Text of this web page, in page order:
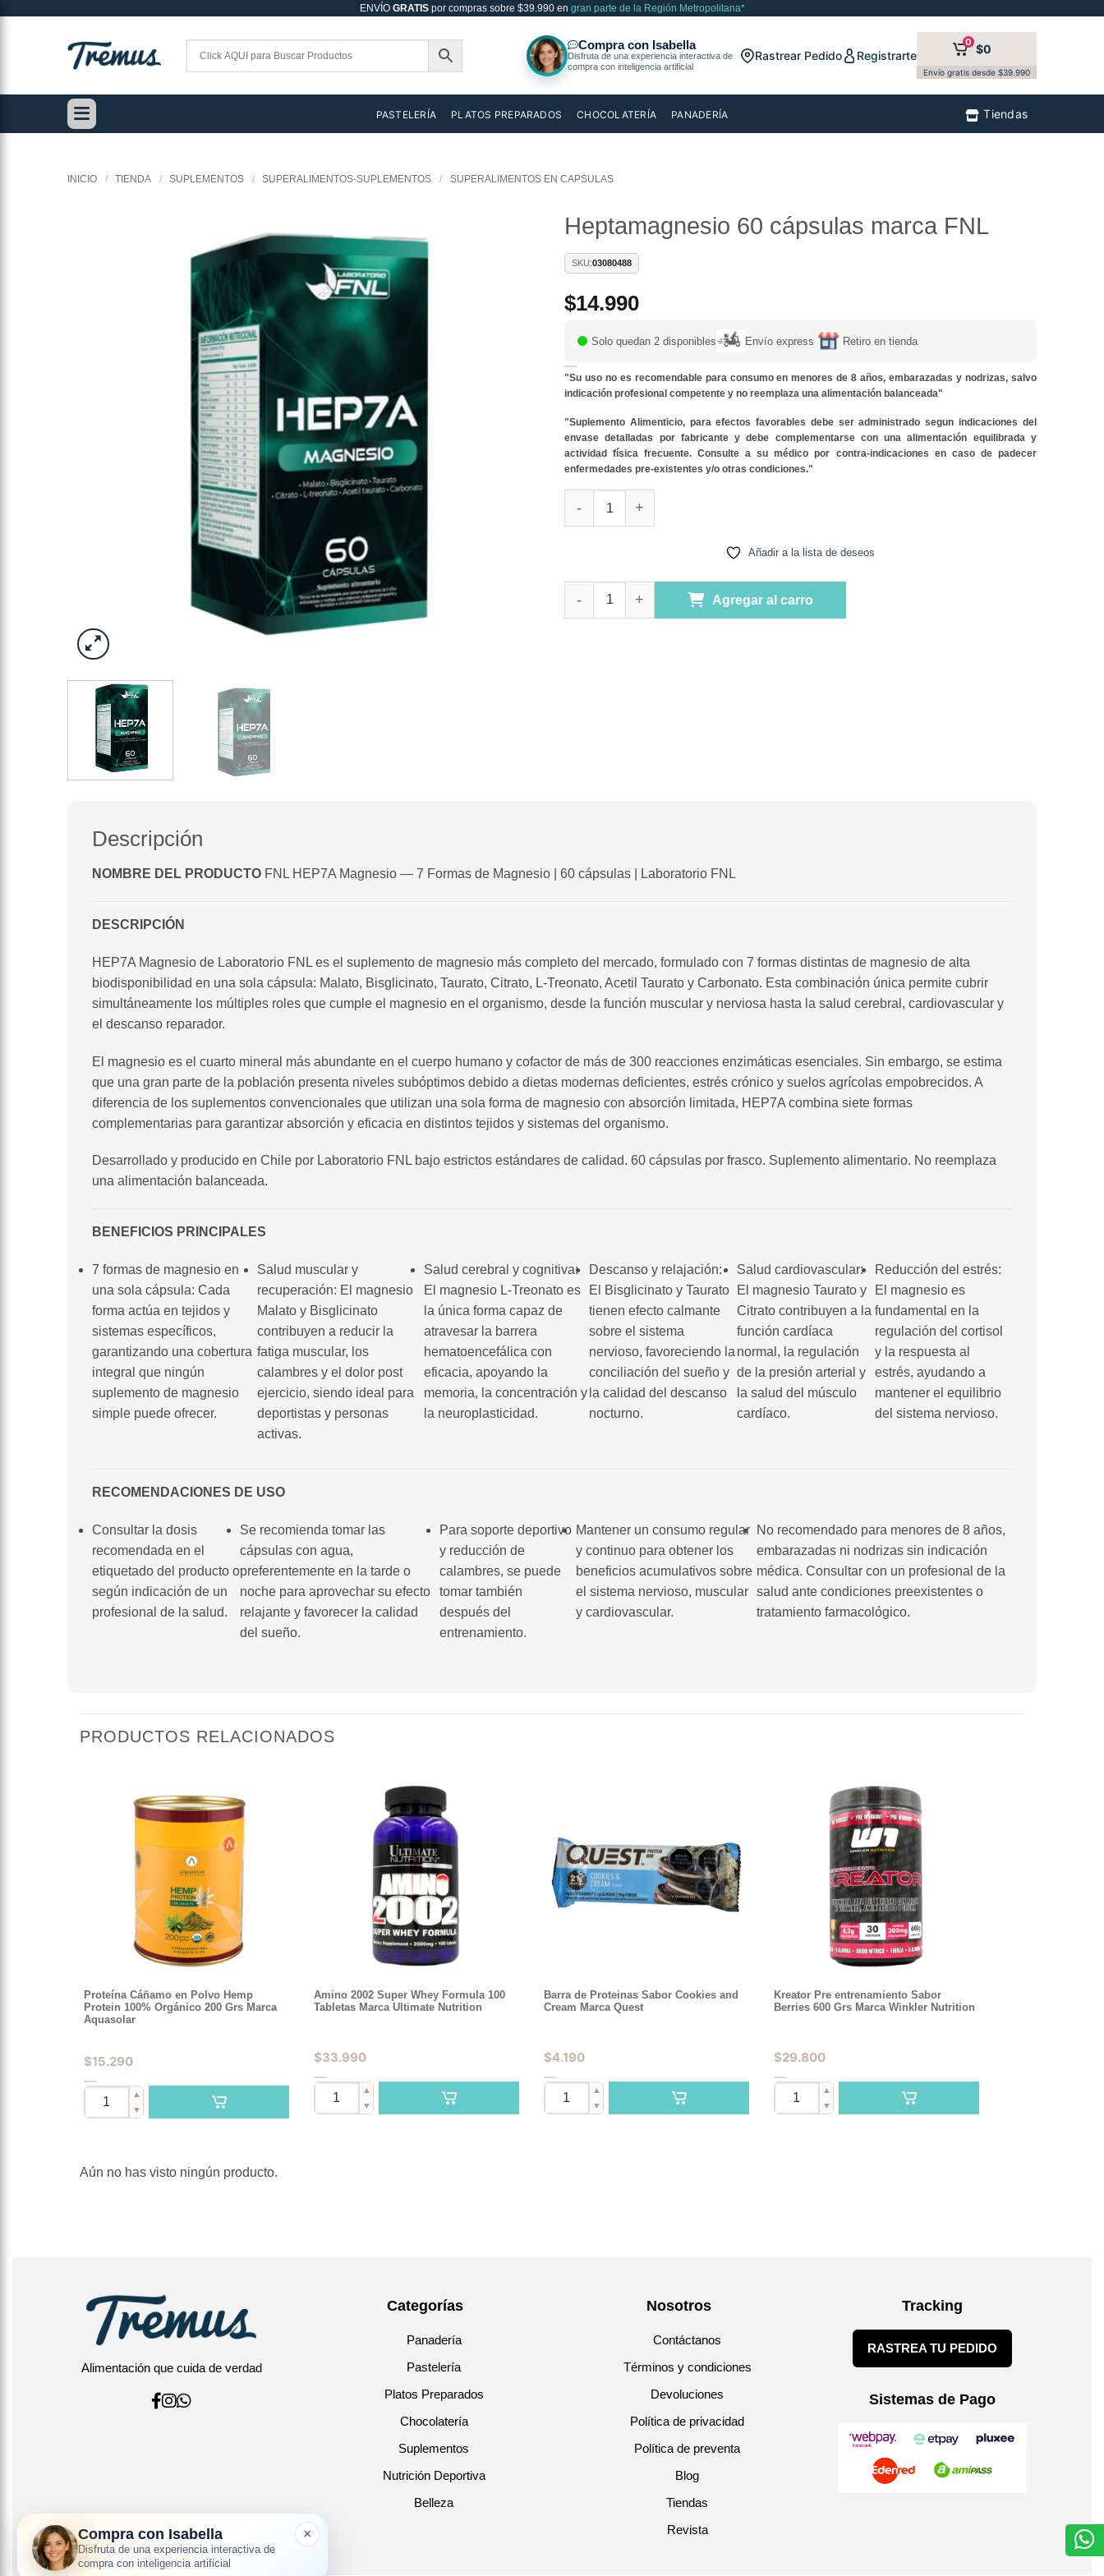
ENVÍO GRATISpor compras sobre $39.990 en gran parte de la Región Metropolitana*
Rastrear Pedido Registrarte
0 $0
Envío gratis desde $39.990
PASTELERÍA PLATOS PREPARADOS CHOCOLATERÍA PANADERÍA Tiendas
INICIO / TIENDA / SUPLEMENTOS / SUPERALIMENTOS-SUPLEMENTOS / SUPERALIMENTOS EN CAPSULAS
Heptamagnesio 60 cápsulas marca FNL
SKU:03080488
$14.990
Solo quedan 2 disponibles Envío express Retiro en tienda
"Su uso no es recomendable para consumo en menores de 8 años, embarazadas y nodrizas, salvo
indicación profesional competente y no reemplaza una alimentación balanceada"
"Suplemento Alimenticio, para efectos favorables debe ser administrado segun indicaciones del
envase detalladas por fabricante y debe complementarse con una alimentación equilibrada y
actividad física frecuente. Consulte a su médico por contra-indicaciones en caso de padecer
enfermedades pre-existentes y/o otras condiciones."
Añadir a la lista de deseos
Heptamagnesio 60 cápsulas marca FNL cantidad
Agregar al carro
Descripción
NOMBRE DEL PRODUCTO FNL HEP7A Magnesio — 7 Formas de Magnesio | 60 cápsulas | Laboratorio FNL
DESCRIPCIÓN
HEP7A Magnesio de Laboratorio FNL es el suplemento de magnesio más completo del mercado, formulado con 7 formas distintas de magnesio de alta
biodisponibilidad en una sola cápsula: Malato, Bisglicinato, Taurato, Citrato, L-Treonato, Acetil Taurato y Carbonato. Esta combinación única permite cubrir
simultáneamente los múltiples roles que cumple el magnesio en el organismo, desde la función muscular y nerviosa hasta la salud cerebral, cardiovascular y
el descanso reparador.
El magnesio es el cuarto mineral más abundante en el cuerpo humano y cofactor de más de 300 reacciones enzimáticas esenciales. Sin embargo, se estima
que una gran parte de la población presenta niveles subóptimos debido a dietas modernas deficientes, estrés crónico y suelos agrícolas empobrecidos. A
diferencia de los suplementos convencionales que utilizan una sola forma de magnesio con absorción limitada, HEP7A combina siete formas
complementarias para garantizar absorción y eficacia en distintos tejidos y sistemas del organismo.
Desarrollado y producido en Chile por Laboratorio FNL bajo estrictos estándares de calidad. 60 cápsulas por frasco. Suplemento alimentario. No reemplaza
una alimentación balanceada.
BENEFICIOS PRINCIPALES
7 formas de magnesio en
una sola cápsula: Cada
forma actúa en tejidos y
sistemas específicos,
garantizando una cobertura
integral que ningún
suplemento de magnesio
simple puede ofrecer.
Salud muscular y
recuperación: El magnesio
Malato y Bisglicinato
contribuyen a reducir la
fatiga muscular, los
calambres y el dolor post
ejercicio, siendo ideal para
deportistas y personas
activas.
Salud cerebral y cognitiva:
El magnesio L-Treonato es
la única forma capaz de
atravesar la barrera
hematoencefálica con
eficacia, apoyando la
memoria, la concentración y
la neuroplasticidad.
Descanso y relajación:
El Bisglicinato y Taurato
tienen efecto calmante
sobre el sistema
nervioso, favoreciendo la
conciliación del sueño y
la calidad del descanso
nocturno.
Salud cardiovascular:
El magnesio Taurato y
Citrato contribuyen a la
función cardíaca
normal, la regulación
de la presión arterial y
la salud del músculo
cardíaco.
Reducción del estrés:
El magnesio es
fundamental en la
regulación del cortisol
y la respuesta al
estrés, ayudando a
mantener el equilibrio
del sistema nervioso.
RECOMENDACIONES DE USO
Consultar la dosis
recomendada en el
etiquetado del producto o
según indicación de un
profesional de la salud.
Se recomienda tomar las
cápsulas con agua,
preferentemente en la tarde o
noche para aprovechar su efecto
relajante y favorecer la calidad
del sueño.
Para soporte deportivo
y reducción de
calambres, se puede
tomar también
después del
entrenamiento.
Mantener un consumo regular
y continuo para obtener los
beneficios acumulativos sobre
el sistema nervioso, muscular
y cardiovascular.
No recomendado para menores de 8 años,
embarazadas ni nodrizas sin indicación
médica. Consultar con un profesional de la
salud ante condiciones preexistentes o
tratamiento farmacológico.
PRODUCTOS RELACIONADOS
Proteína Cáñamo en Polvo Hemp
Protein 100% Orgánico 200 Grs Marca
Aquasolar
$15.290
▲
▼
Amino 2002 Super Whey Formula 100
Tabletas Marca Ultimate Nutrition
$33.990
▲
▼
Barra de Proteinas Sabor Cookies and
Cream Marca Quest
$4.190
▲
▼
Kreator Pre entrenamiento Sabor
Berries 600 Grs Marca Winkler Nutrition
$29.800
▲
▼
Aún no has visto ningún producto.
Alimentación que cuida de verdad
Categorías
Panadería
Pastelería
Platos Preparados
Chocolatería
Suplementos
Nutrición Deportiva
Belleza
Nosotros
Contáctanos
Términos y condiciones
Devoluciones
Política de privacidad
Política de preventa
Blog
Tiendas
Revista
Tracking
RASTREA TU PEDIDO
Sistemas de Pago